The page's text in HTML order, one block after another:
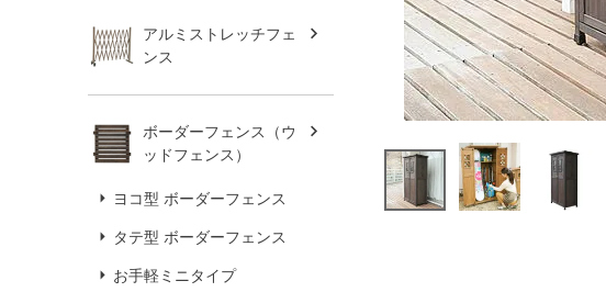
アルミストレッチフェ
ンス
ボーダーフェンス（ウ
ッドフェンス）
ヨコ型 ボーダーフェンス
タテ型 ボーダーフェンス
お手軽ミニタイプ